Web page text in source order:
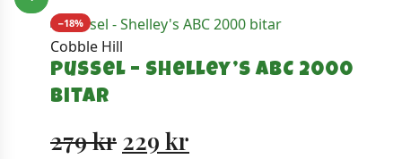
−18%
Cobble Hill
Pussel – Shelley’s ABC 2000
bitar
279kr Det
229 kr